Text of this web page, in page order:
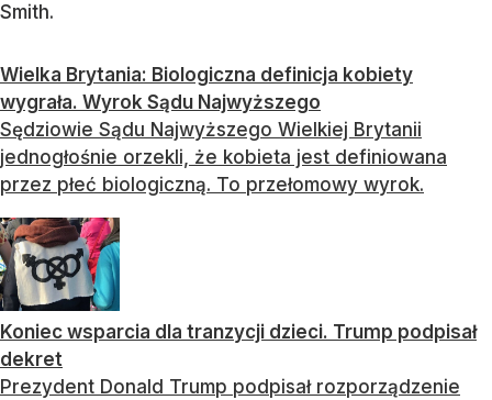
Smith.
Wielka Brytania: Biologiczna definicja kobiety
wygrała. Wyrok Sądu Najwyższego
Sędziowie Sądu Najwyższego Wielkiej Brytanii
jednogłośnie orzekli, że kobieta jest definiowana
przez płeć biologiczną. To przełomowy wyrok.
Koniec wsparcia dla tranzycji dzieci. Trump podpisał
dekret
Prezydent Donald Trump podpisał rozporządzenie